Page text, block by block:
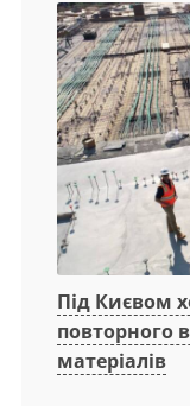
Під Києвом
повторного
матеріалів